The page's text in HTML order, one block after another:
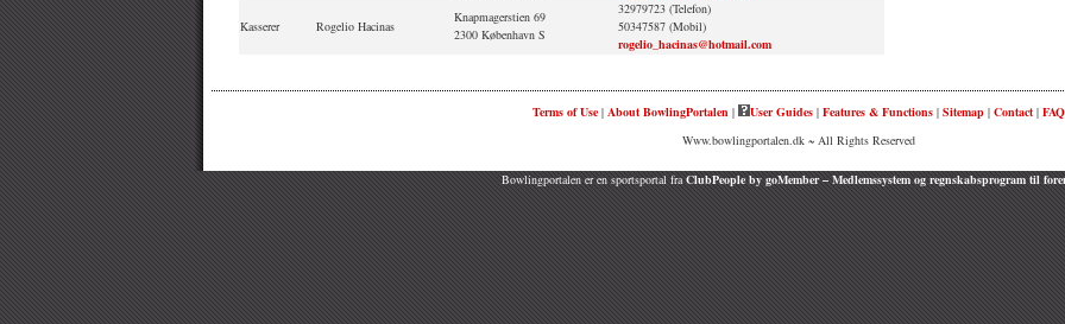
Kasserer Rogelio Hacinas
Knapmagerstien 69
2300 København S
32979723 (Telefon)
50347587 (Mobil)
rogelio_hacinas@hotmail.com
Terms of Use | About BowlingPortalen | User Guides | Features & Functions | Sitemap | Contact | FAQ
Www.bowlingportalen.dk ~ All Rights Reserved
Bowlingportalen er en sportsportal fraClubPeople by goMember – Medlemssystem og regnskabsprogram til